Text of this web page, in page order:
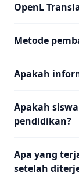
OpenL
Metode
Apakah
Apakah
pendidikan?
Apa yang
setelah